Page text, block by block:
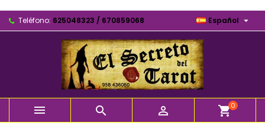
Teléfono: 625048323 / 670859068 Español 
   shopping_cart0